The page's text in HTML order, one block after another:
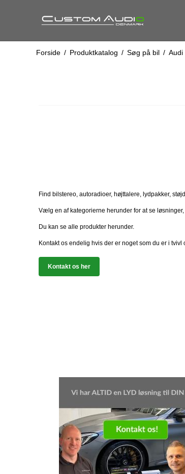
Forside / Produktkatalog / Søg på bil / Audi
Find bilstereo, autoradioer, højttalere, lydpakker,
Vælg en af kategorierne herunder for at se
Du kan se alle produkter herunder.
Kontakt os endelig hvis der er noget som du er i tvivl
Kontakt os her